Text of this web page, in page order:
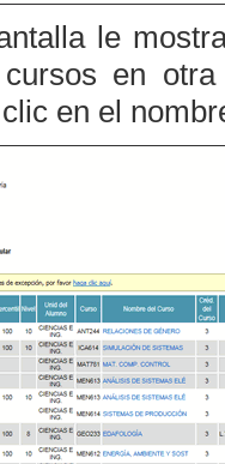
le
en
en el